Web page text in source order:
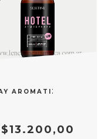
ROPA O CAMA 400ML
AROMATIZANTE
$13.200,00